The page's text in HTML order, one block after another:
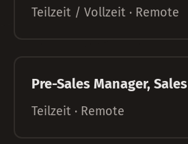
Teilzeit / Vollzeit · Remote
Pre-Sales Manager, Sales
Teilzeit · Remote